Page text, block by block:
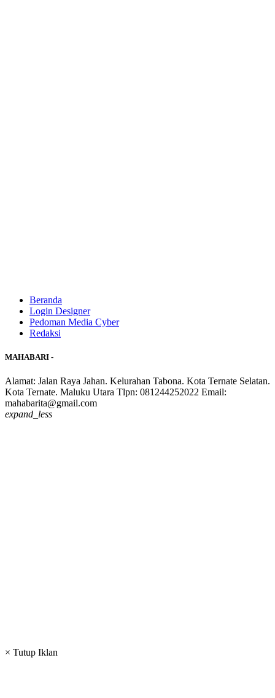
Beranda
Login Designer
Pedoman Media Cyber
Redaksi
MAHABARI -
Alamat: Jalan Raya Jahan. Kelurahan Tabona. Kota Ternate Selatan.
Kota Ternate. Maluku Utara Tlpn: 081244252022 Email:
mahabarita@gmail.com
expand_less
× Tutup Iklan